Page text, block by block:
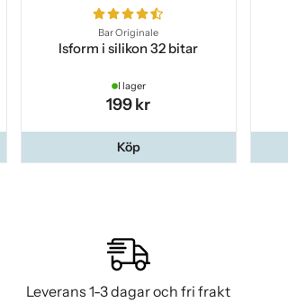
Bar Originale
Isform i silikon 32 bitar
I lager
199 kr
Köp
Leverans 1-3 dagar och fri frakt